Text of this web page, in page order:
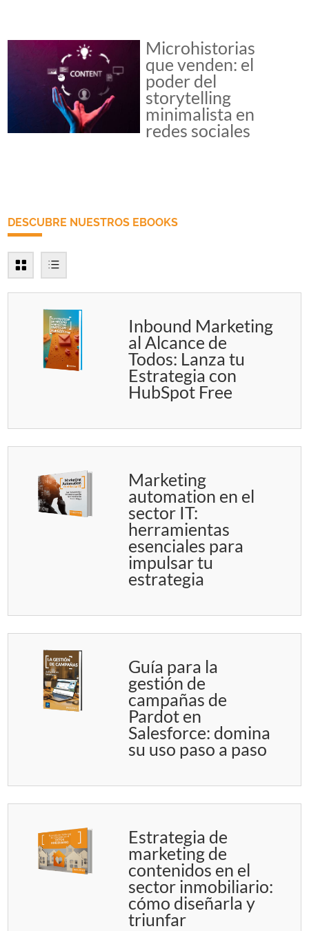
Microhistorias
que venden: el
poder del
storytelling
minimalista en
redes sociales
DESCUBRE NUESTROS EBOOKS
Inbound Marketing
al Alcance de
Todos: Lanza tu
Estrategia con
HubSpot Free
Marketing
automation en el
sector IT:
herramientas
esenciales para
impulsar tu
estrategia
Guía para la
gestión de
campañas de
Pardot en
Salesforce: domina
su uso paso a paso
Estrategia de
marketing de
contenidos en el
sector inmobiliario:
cómo diseñarla y
triunfar